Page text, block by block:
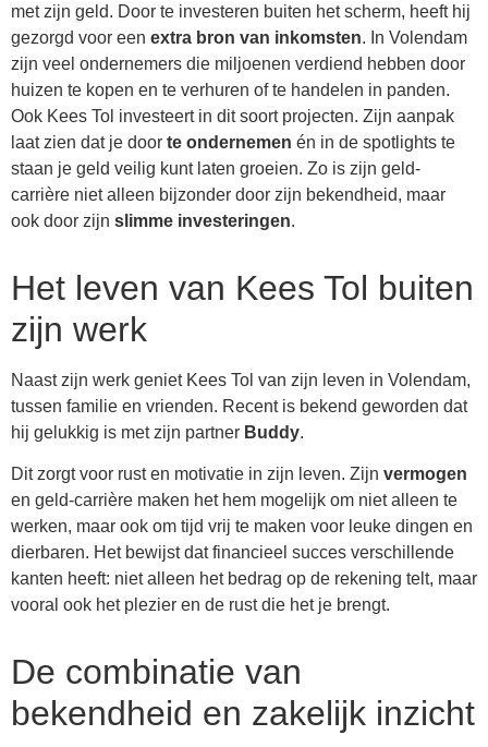
met zijn geld. Door te investeren buiten het scherm, heeft hij
gezorgd voor een extra bron van inkomsten. In Volendam
zijn veel ondernemers die miljoenen verdiend hebben door
huizen te kopen en te verhuren of te handelen in panden.
Ook Kees Tol investeert in dit soort projecten. Zijn aanpak
laat zien dat je door te ondernemen én in de spotlights te
staan je geld veilig kunt laten groeien. Zo is zijn geld-
carrière niet alleen bijzonder door zijn bekendheid, maar
ook door zijn slimme investeringen.
Het leven van Kees Tol buiten
zijn werk
Naast zijn werk geniet Kees Tol van zijn leven in Volendam,
tussen familie en vrienden. Recent is bekend geworden dat
hij gelukkig is met zijn partner Buddy.
Dit zorgt voor rust en motivatie in zijn leven. Zijn vermogen
en geld-carrière maken het hem mogelijk om niet alleen te
werken, maar ook om tijd vrij te maken voor leuke dingen en
dierbaren. Het bewijst dat financieel succes verschillende
kanten heeft: niet alleen het bedrag op de rekening telt, maar
vooral ook het plezier en de rust die het je brengt.
De combinatie van
bekendheid en zakelijk inzicht